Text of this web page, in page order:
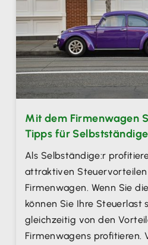
Mit dem Firmenwagen
Tipps für Selbstständige
Als Selbständige:r
attraktiven Steuervorteilen
Firmenwagen. Wenn Sie
können Sie Ihre Steuerlast
gleichzeitig von den
Firmenwagens profitieren.